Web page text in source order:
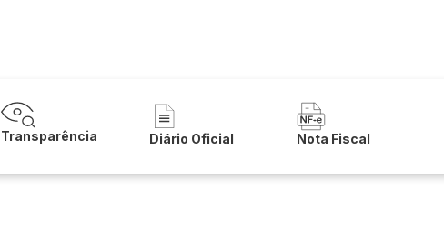
Transparência Diário Oficial Nota Fiscal